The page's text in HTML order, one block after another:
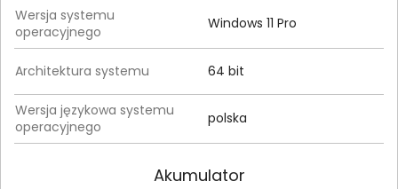
Wersja systemu
operacyjnego
Windows 11 Pro
Architektura systemu 64 bit
Wersja językowa systemu
operacyjnego
polska
Akumulator